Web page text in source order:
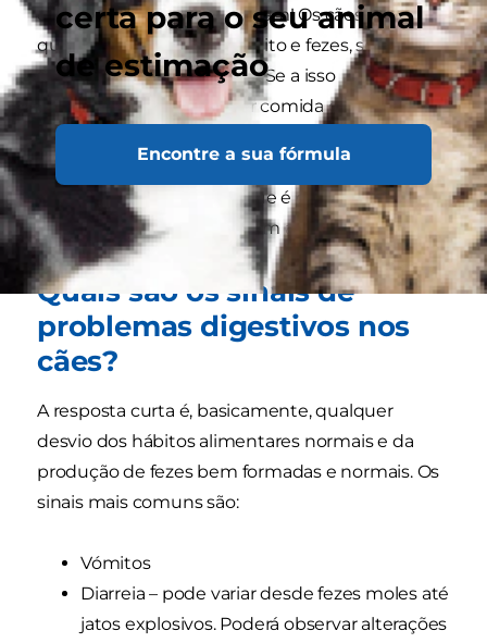
certa para o seu animal
de estimação
Encontre a sua fórmula
comer coisas que não deviam! Os cães comem
quase tudo, incluindo vómito e fezes, sejam elas
suas ou de outros animais. Se a isso
acrescentarmos qualquer comida que os cães
possam roubar de bancadas de cozinha,
caixotes do lixo, mesas de café desprotegidas e
crianças, percebe-se porque é que, por vezes, o
seu estômago pode ficar em alvoroço.
Quais são os sinais de
problemas digestivos nos
cães?
A resposta curta é, basicamente, qualquer
desvio dos hábitos alimentares normais e da
produção de fezes bem formadas e normais. Os
sinais mais comuns são:
Vómitos
Diarreia – pode variar desde fezes moles até
jatos explosivos. Poderá observar alterações